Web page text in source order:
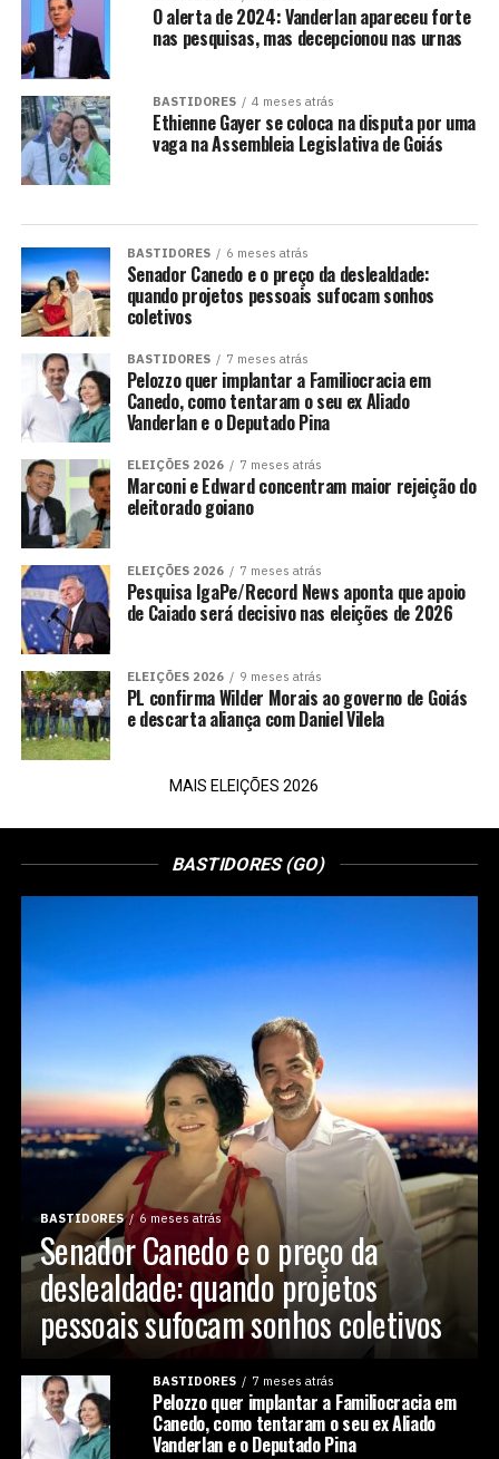
O alerta de 2024: Vanderlan apareceu forte
nas pesquisas, mas decepcionou nas urnas
BASTIDORES 4 meses atrás
Ethienne Gayer se coloca na disputa por uma
vaga na Assembleia Legislativa de Goiás
BASTIDORES 6 meses atrás
Senador Canedo e o preço da deslealdade:
quando projetos pessoais sufocam sonhos
coletivos
BASTIDORES 7 meses atrás
Pelozzo quer implantar a Familiocracia em
Canedo, como tentaram o seu ex Aliado
Vanderlan e o Deputado Pina
ELEIÇÕES 2026 7 meses atrás
Marconi e Edward concentram maior rejeição do
eleitorado goiano
ELEIÇÕES 2026 7 meses atrás
Pesquisa IgaPe/Record News aponta que apoio
de Caiado será decisivo nas eleições de 2026
ELEIÇÕES 2026 9 meses atrás
PL confirma Wilder Morais ao governo de Goiás
e descarta aliança com Daniel Vilela
MAIS ELEIÇÕES 2026
BASTIDORES (GO)
BASTIDORES 6 meses atrás
Senador Canedo e o preço da
deslealdade: quando projetos
pessoais sufocam sonhos coletivos
BASTIDORES 7 meses atrás
Pelozzo quer implantar a Familiocracia em
Canedo, como tentaram o seu ex Aliado
Vanderlan e o Deputado Pina